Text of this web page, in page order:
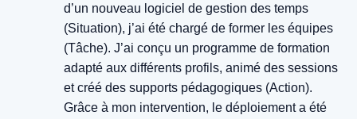
d’un nouveau logiciel de gestion des temps
(Situation), j’ai été chargé de former les équipes
(Tâche). J’ai conçu un programme de formation
adapté aux différents profils, animé des sessions
et créé des supports pédagogiques (Action).
Grâce à mon intervention, le déploiement a été